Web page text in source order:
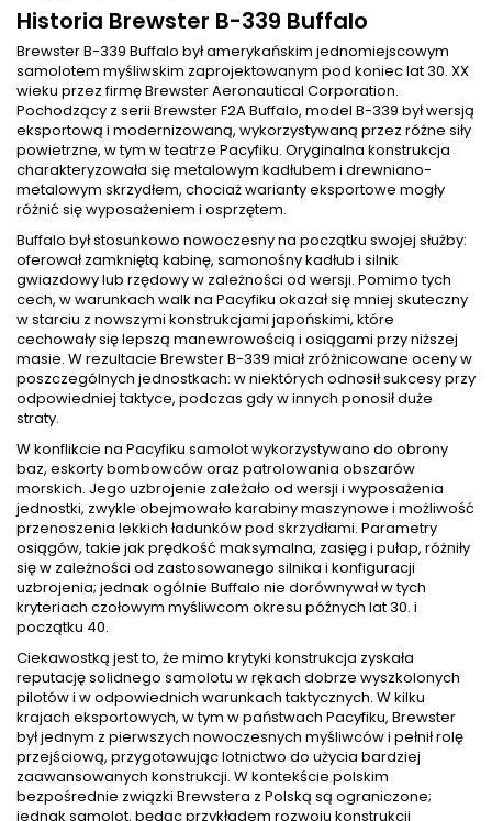
Historia Brewster B-339 Buffalo
Brewster B-339 Buffalo był amerykańskim jednomiejscowym
samolotem myśliwskim zaprojektowanym pod koniec lat 30. XX
wieku przez firmę Brewster Aeronautical Corporation.
Pochodzący z serii Brewster F2A Buffalo, model B-339 był wersją
eksportową i modernizowaną, wykorzystywaną przez różne siły
powietrzne, w tym w teatrze Pacyfiku. Oryginalna konstrukcja
charakteryzowała się metalowym kadłubem i drewniano-
metalowym skrzydłem, chociaż warianty eksportowe mogły
różnić się wyposażeniem i osprzętem.
Buffalo był stosunkowo nowoczesny na początku swojej służby:
oferował zamkniętą kabinę, samonośny kadłub i silnik
gwiazdowy lub rzędowy w zależności od wersji. Pomimo tych
cech, w warunkach walk na Pacyfiku okazał się mniej skuteczny
w starciu z nowszymi konstrukcjami japońskimi, które
cechowały się lepszą manewrowością i osiągami przy niższej
masie. W rezultacie Brewster B-339 miał zróżnicowane oceny w
poszczególnych jednostkach: w niektórych odnosił sukcesy przy
odpowiedniej taktyce, podczas gdy w innych ponosił duże
straty.
W konflikcie na Pacyfiku samolot wykorzystywano do obrony
baz, eskorty bombowców oraz patrolowania obszarów
morskich. Jego uzbrojenie zależało od wersji i wyposażenia
jednostki, zwykle obejmowało karabiny maszynowe i możliwość
przenoszenia lekkich ładunków pod skrzydłami. Parametry
osiągów, takie jak prędkość maksymalna, zasięg i pułap, różniły
się w zależności od zastosowanego silnika i konfiguracji
uzbrojenia; jednak ogólnie Buffalo nie dorównywał w tych
kryteriach czołowym myśliwcom okresu późnych lat 30. i
początku 40.
Ciekawostką jest to, że mimo krytyki konstrukcja zyskała
reputację solidnego samolotu w rękach dobrze wyszkolonych
pilotów i w odpowiednich warunkach taktycznych. W kilku
krajach eksportowych, w tym w państwach Pacyfiku, Brewster
był jednym z pierwszych nowoczesnych myśliwców i pełnił rolę
przejściową, przygotowując lotnictwo do użycia bardziej
zaawansowanych konstrukcji. W kontekście polskim
bezpośrednie związki Brewstera z Polską są ograniczone;
jednak samolot, będąc przykładem rozwoju konstrukcji